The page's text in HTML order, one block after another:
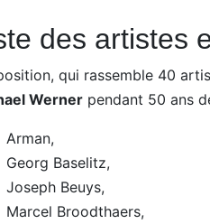
des artistes
qui rassemble 40
Werner pendant 50 ans
Arman,
Georg Baselitz,
Joseph Beuys,
Marcel Broodthaers,